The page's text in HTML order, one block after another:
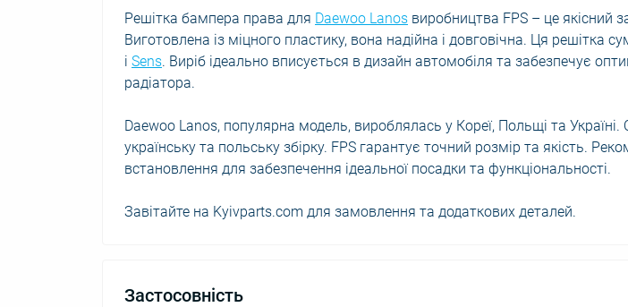
Решітка бампера права для Daewoo Lanos виробництва FPS – це якісний
Виготовлена із міцного пластику, вона надійна і довговічна. Ця решітка
і Sens. Виріб ідеально вписується в дизайн автомобіля та забезпечує
радіатора.
Daewoo Lanos, популярна модель, вироблялась у Кореї, Польщі та
українську та польську збірку. FPS гарантує точний розмір та якість.
встановлення для забезпечення ідеальної посадки та функціональності.
Завітайте на Kyivparts.com для замовлення та додаткових деталей.
Застосовність